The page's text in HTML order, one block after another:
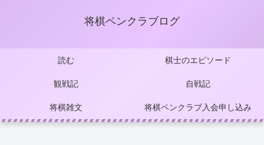
将棋ペンクラブログ
読む 棋士のエピソード
観戦記 自戦記
将棋雑文 将棋ペンクラブ入会申し込み